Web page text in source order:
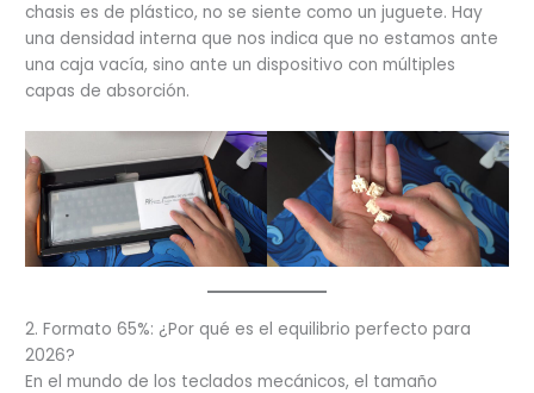
chasis es de plástico, no se siente como un juguete. Hay
una densidad interna que nos indica que no estamos ante
una caja vacía, sino ante un dispositivo con múltiples
capas de absorción.
2. Formato 65%: ¿Por qué es el equilibrio perfecto para
2026?
En el mundo de los teclados mecánicos, el tamaño